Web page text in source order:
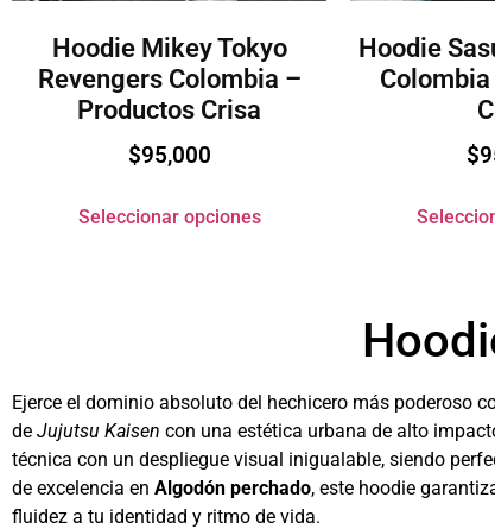
Hoodie Mikey Tokyo
Revengers Colombia –
Productos Crisa
$95,000
Seleccionar opciones
Hoodie
$
Ejerce el dominio absoluto del hechicero más poderoso
de Jujutsu Kaisen con una estética urbana de alto
técnica con un despliegue visual inigualable, siendo
de excelencia en Algodón perchado, este hoodie
fluidez a tu identidad y ritmo de vida.